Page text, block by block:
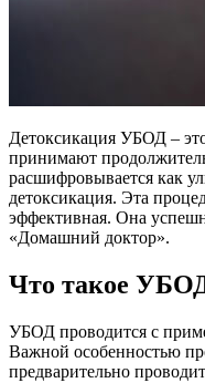
Детоксикация УБОД –
принимают
расшифровывается как
детоксикация. Эта
эффективная. Она
«Домашний доктор».
Что такое
УБОД проводится с
Важной особенностью
предварительно